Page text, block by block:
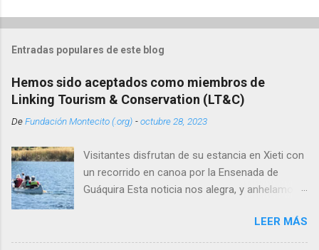
Entradas populares de este blog
Hemos sido aceptados como miembros de
Linking Tourism & Conservation (LT&C)
DeFundación Montecito (.org) -octubre 28, 2023
Visitantes disfrutan de su estancia en Xieti con
un recorrido en canoa por la Ensenada de
Guáquira Esta noticia nos alegra, y anhelamos
de intercambio con todos aquellos interesados
en el turismo de naturaleza y la conservación.
LEER MÁS